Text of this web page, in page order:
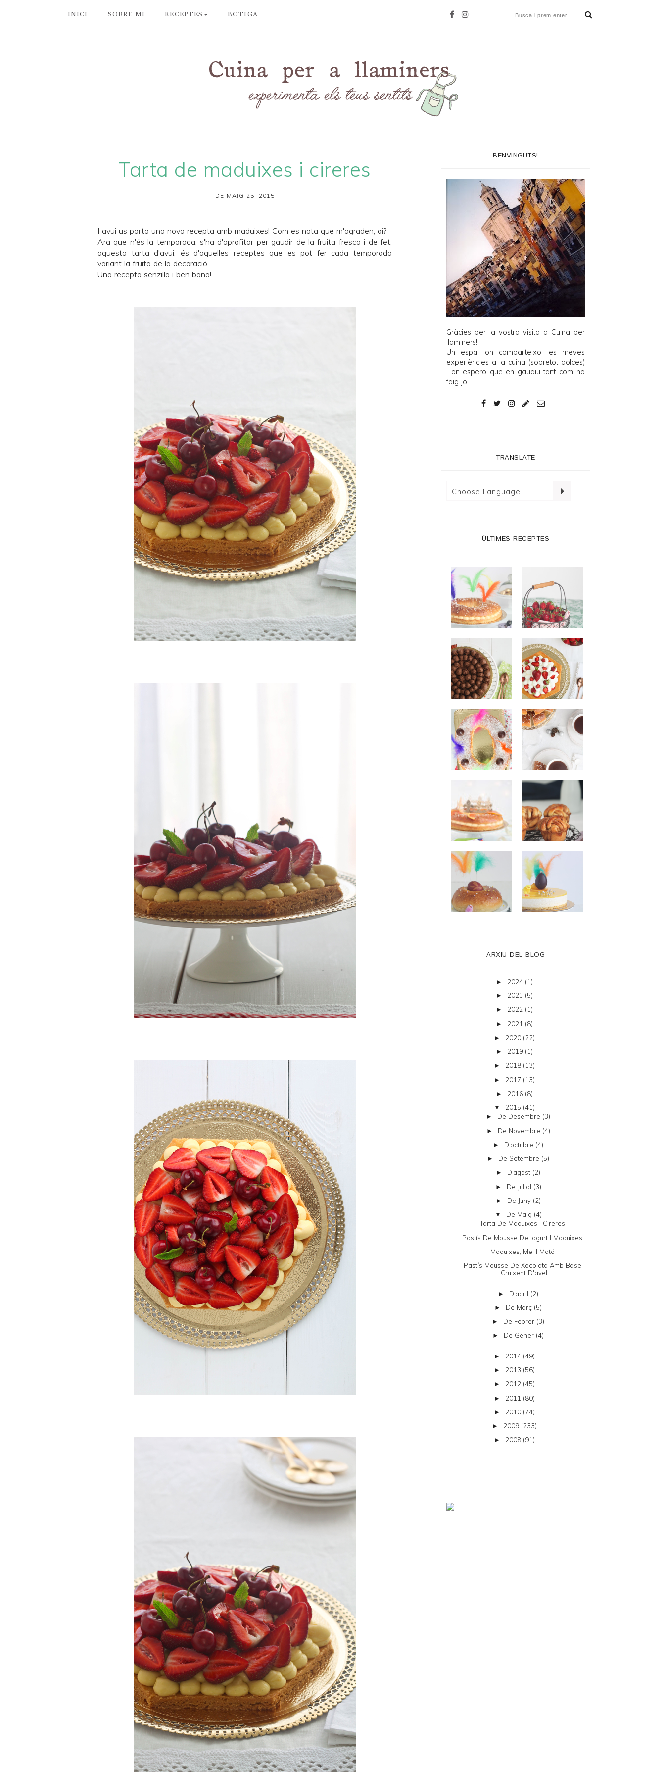
INICI SOBRE MI RECEPTES BOTIGA
Tarta de maduixes i cireres
DE MAIG 25, 2015
I avui us porto una nova recepta amb maduixes! Com es nota que m'agraden, oi?
Ara que n'és la temporada, s'ha d'aprofitar per gaudir de la fruita fresca i de fet,
aquesta tarta d'avui, és d'aquelles receptes que es pot fer cada temporada
variant la fruita de la decoració.
Una recepta senzilla i ben bona!
BENVINGUTS!
Gràcies per la vostra visita a Cuina per
llaminers!
Un espai on comparteixo les meves
experiències a la cuina (sobretot dolces)
i on espero que en gaudiu tant com ho
faig jo.
TRANSLATE
ÚLTIMES RECEPTES
ARXIU DEL BLOG
► 2024 (1)
► 2023 (5)
► 2022 (1)
► 2021 (8)
► 2020 (22)
► 2019 (1)
► 2018 (13)
► 2017 (13)
► 2016 (8)
▼ 2015 (41)
► De Desembre (3)
► De Novembre (4)
► D’octubre (4)
► De Setembre (5)
► D’agost (2)
► De Juliol (3)
► De Juny (2)
▼ De Maig (4)
Tarta De Maduixes I Cireres
Pastís De Mousse De Iogurt I Maduixes
Maduixes, Mel I Mató
Pastís Mousse De Xocolata Amb Base
Cruixent D'avel...
► D’abril (2)
► De Març (5)
► De Febrer (3)
► De Gener (4)
► 2014 (49)
► 2013 (56)
► 2012 (45)
► 2011 (80)
► 2010 (74)
► 2009 (233)
► 2008 (91)